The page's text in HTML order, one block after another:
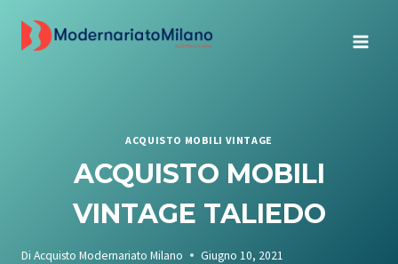
ACQUISTO MOBILI VINTAGE
ACQUISTO MOBILI
VINTAGE TALIEDO
Di Acquisto Modernariato Milano Giugno 10, 2021